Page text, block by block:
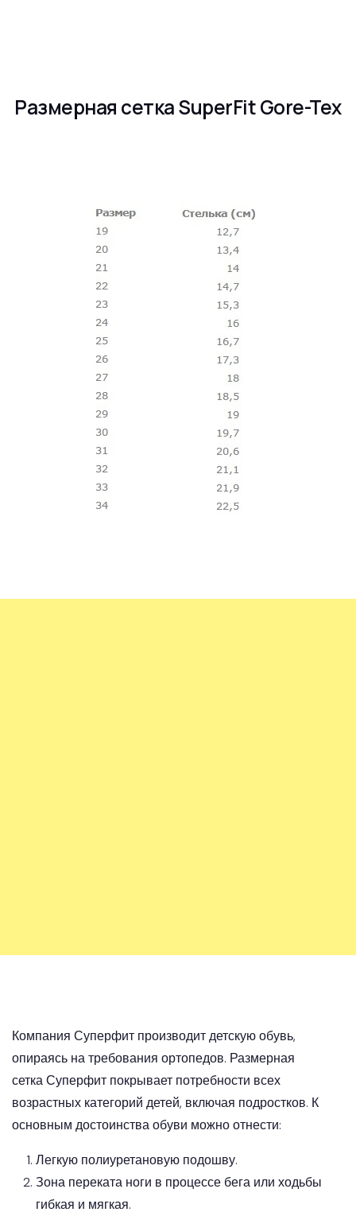
Размерная сетка SuperFit Gore-Tex
Компания Суперфит производит детскую обувь,
опираясь на требования ортопедов. Размерная
сетка Суперфит покрывает потребности всех
возрастных категорий детей, включая подростков. К
основным достоинства обуви можно отнести:
Легкую полиуретановую подошву.
Зона переката ноги в процессе бега или ходьбы
гибкая и мягкая.